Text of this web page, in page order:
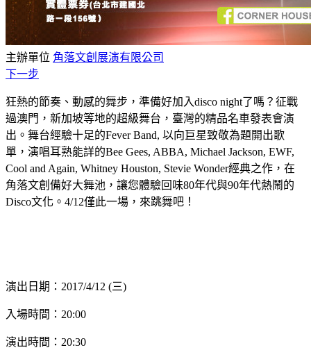
主辦單位 角落文創展演有限公司
下一步
狂熱的節奏、動感的舞步，準備好加入disco night了嗎？征戰
過澳門，新加坡等地的超級舞台，臺灣的精品名車發表會演
出。舞台經驗十足的Fever Band, 以向巨星致敬為題開出歌
單，演唱耳熟能詳的Bee Gees, ABBA, Michael Jackson, EWF,
Cool and Again, Whitney Houston, Stevie Wonder經典之作，在
角落文創備好大舞池，讓您體驗回味80年代與90年代熱鬧的
Disco文化。4/12僅此一場，來跳舞吧！
演出日期：2017/4/12 (三)
入場時間：20:00
演出時間：20:30